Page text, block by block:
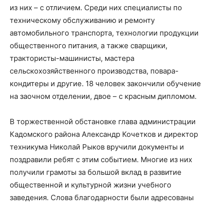
из них – с отличием. Среди них специалисты по
техническому обслуживанию и ремонту
автомобильного транспорта, технологии продукции
общественного питания, а также сварщики,
трактористы-машинисты, мастера
сельскохозяйственного производства, повара-
кондитеры и другие. 18 человек закончили обучение
на заочном отделении, двое – с красным дипломом.
В торжественной обстановке глава администрации
Кадомского района Александр Кочетков и директор
техникума Николай Рыков вручили документы и
поздравили ребят с этим событием. Многие из них
получили грамоты за большой вклад в развитие
общественной и культурной жизни учебного
заведения. Слова благодарности были адресованы